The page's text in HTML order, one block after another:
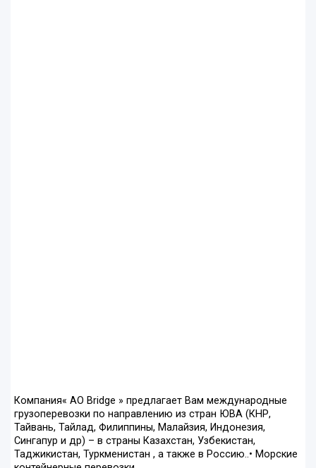
Компания« AO Bridge » предлагает Вам международные
грузоперевозки по направлению из стран ЮВА (КНР,
Тайвань, Тайлад, Филиппины, Малайзия, Индонезия,
Сингапур и др) – в страны Казахстан, Узбекистан,
Таджикистан, Туркменистан , а также в Россию..• Морские